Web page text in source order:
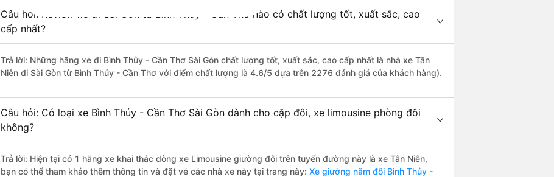
Câu hỏi: Review xe đi Sài Gòn từ Bình Thủy - Cần Thơ nào có chất lượng tốt, xuất sắc, cao
cấp nhất?
Trả lời: Những hãng xe đi Bình Thủy - Cần Thơ Sài Gòn chất lượng tốt, xuất sắc, cao cấp nhất là nhà xe Tân
Niên đi Sài Gòn từ Bình Thủy - Cần Thơ với điểm chất lượng là 4.6/5 dựa trên 2276 đánh giá của khách hàng).
Câu hỏi: Có loại xe Bình Thủy - Cần Thơ Sài Gòn dành cho cặp đôi, xe limousine phòng đôi
không?
Trả lời: Hiện tại có 1 hãng xe khai thác dòng xe Limousine giường đôi trên tuyến đường này là xe Tân Niên,
bạn có thể tham khảo thêm thông tin và đặt vé các nhà xe này tại trang này: Xe giường nằm đôi Bình Thủy -